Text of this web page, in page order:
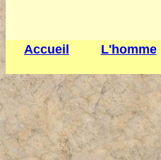
Accueil L'homme